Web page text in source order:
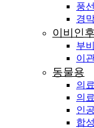
풍
경
이비인
부
이
동물용
의
의
인
합